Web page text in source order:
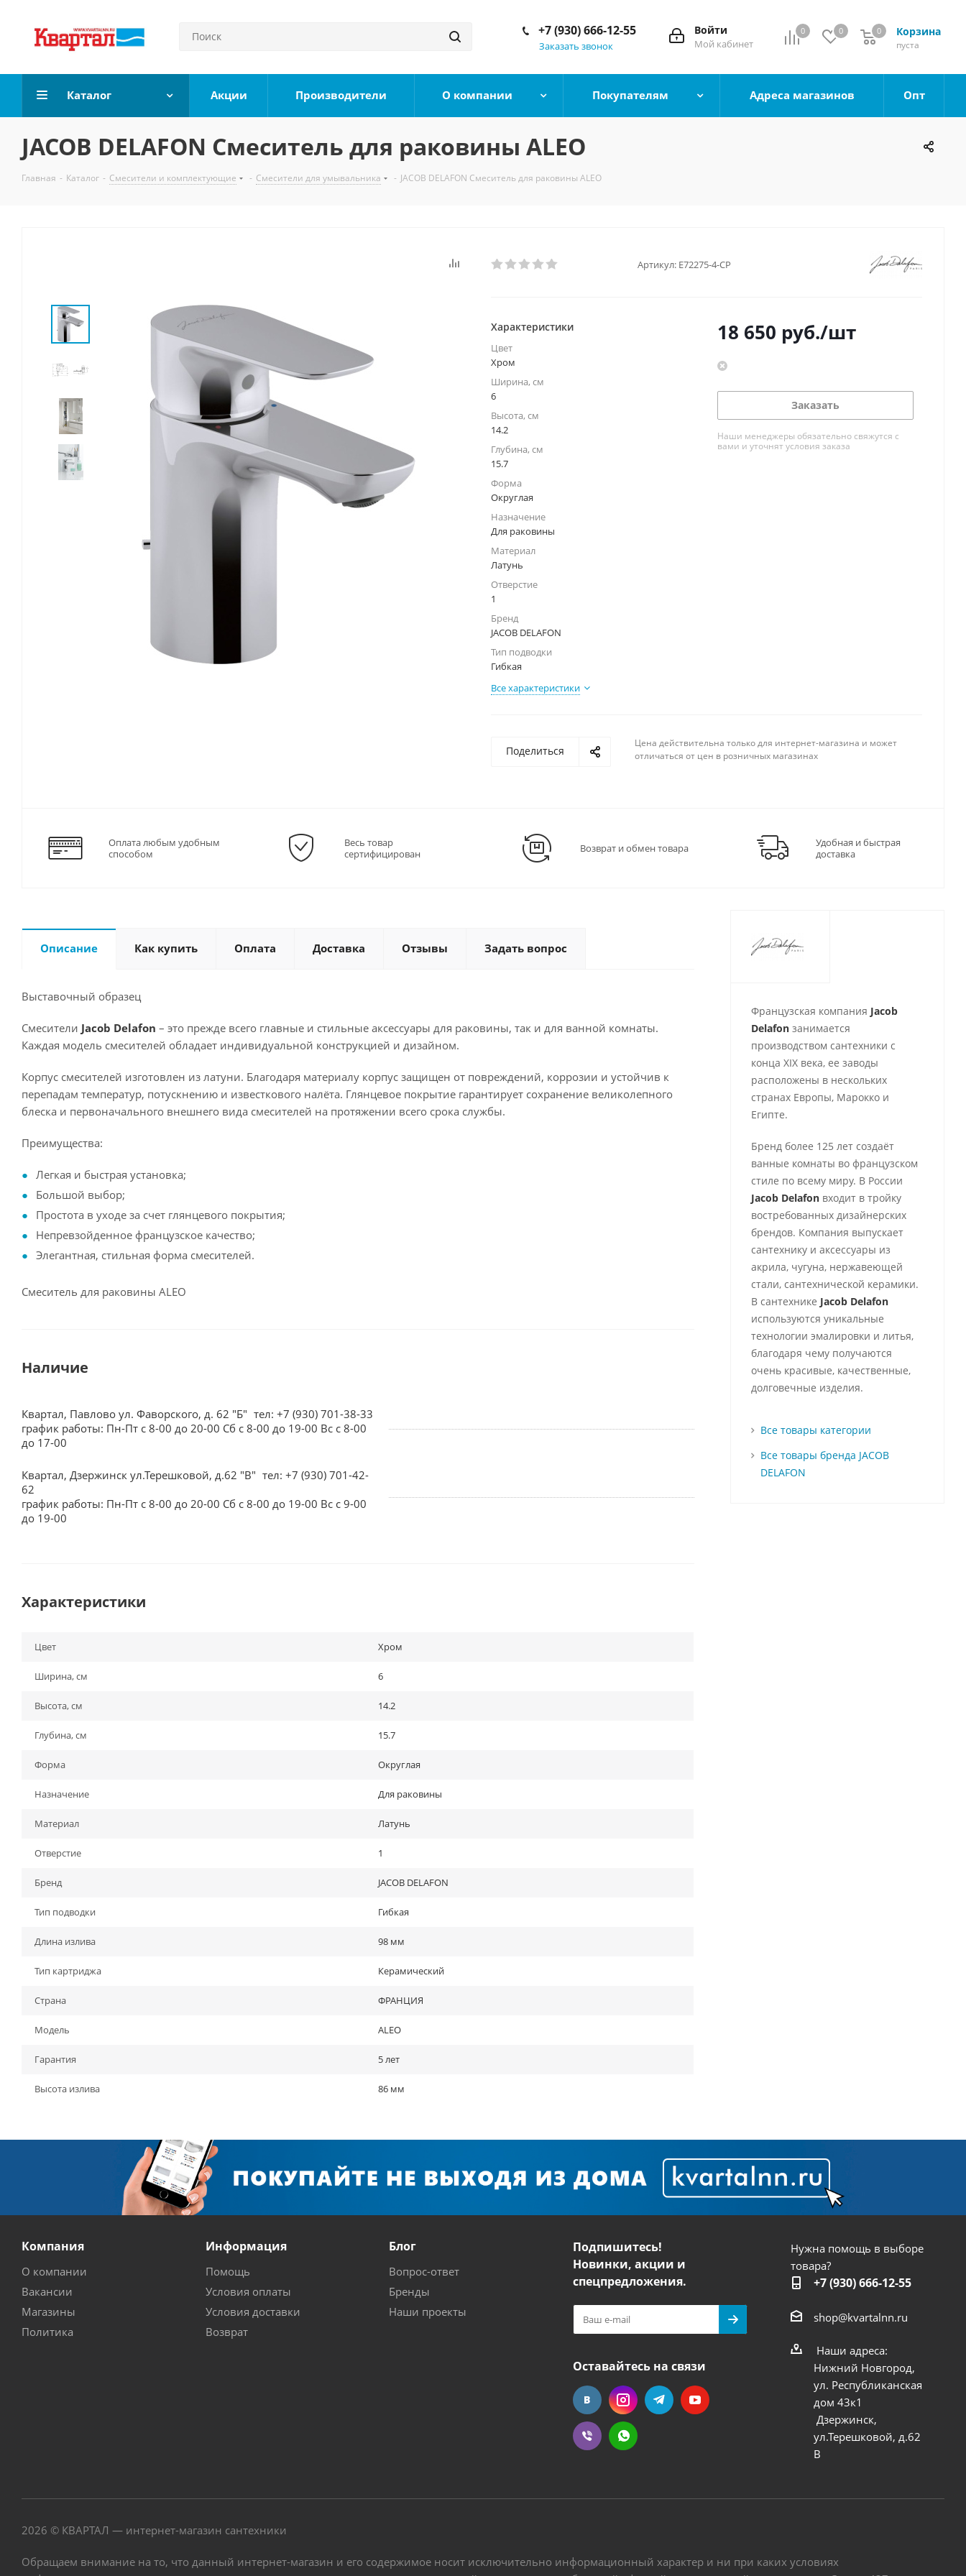
0 0 Корзина
0
пуста
0
Войти
Мой кабинет
+7 (930) 666-12-55
Заказать звонок
Каталог Акции Производители О компании Покупателям Адреса магазинов Опт
JACOB DELAFON Смеситель для раковины ALEO
Главная - Каталог - Смесители и комплектующие - Смесители для умывальника - JACOB DELAFON Смеситель для раковины ALEO
Артикул: E72275-4-CP
Характеристики
Цвет
Хром
Ширина, см
6
Высота, см
14.2
Глубина, см
15.7
Форма
Округлая
Назначение
Для раковины
Материал
Латунь
Отверстие
1
Бренд
JACOB DELAFON
Тип подводки
Гибкая
Все характеристики
18 650 руб./шт
Заказать
Наши менеджеры обязательно свяжутся с
вами и уточнят условия заказа
Поделиться
Цена действительна только для интернет-магазина и может
отличаться от цен в розничных магазинах
Оплата любым удобным
способом
Весь товар
сертифицирован
Возврат и обмен товара
Удобная и быстрая
доставка
Описание Как купить Оплата Доставка Отзывы Задать вопрос
Выставочный образец
Смесители Jacob Delafon – это прежде всего главные и стильные аксессуары для раковины, так и для ванной комнаты.
Каждая модель смесителей обладает индивидуальной конструкцией и дизайном.
Корпус смесителей изготовлен из латуни. Благодаря материалу корпус защищен от повреждений, коррозии и устойчив к
перепадам температур, потускнению и известкового налёта. Глянцевое покрытие гарантирует сохранение великолепного
блеска и первоначального внешнего вида смесителей на протяжении всего срока службы.
Преимущества:
Легкая и быстрая установка;
Большой выбор;
Простота в уходе за счет глянцевого покрытия;
Непревзойденное французское качество;
Элегантная, стильная форма смесителей.
Смеситель для раковины ALEO
Наличие
Квартал, Павлово ул. Фаворского, д. 62 "Б" тел: +7 (930) 701-38-33
график работы: Пн-Пт с 8-00 до 20-00 Сб с 8-00 до 19-00 Вс с 8-00
до 17-00
Квартал, Дзержинск ул.Терешковой, д.62 "В" тел: +7 (930) 701-42-
62
график работы: Пн-Пт с 8-00 до 20-00 Сб с 8-00 до 19-00 Вс с 9-00
до 19-00
Характеристики
Цвет Хром
Ширина, см 6
Высота, см 14.2
Глубина, см 15.7
Форма Округлая
Назначение Для раковины
Материал Латунь
Отверстие 1
Бренд JACOB DELAFON
Тип подводки Гибкая
Длина излива 98 мм
Тип картриджа Керамический
Страна ФРАНЦИЯ
Модель ALEO
Гарантия 5 лет
Высота излива 86 мм
Французская компания Jacob
Delafonзанимается
производством сантехники с
конца ХІХ века, ее заводы
расположены в нескольких
странах Европы, Марокко и
Египте.
Бренд более 125 лет создаёт
ванные комнаты во французском
стиле по всему миру. В России
Jacob Delafonвходит в тройку
востребованных дизайнерских
брендов. Компания выпускает
сантехнику и аксессуары из
акрила, чугуна, нержавеющей
стали, сантехнической керамики.
В сантехнике Jacob Delafon
используются уникальные
технологии эмалировки и литья,
благодаря чему получаются
очень красивые, качественные,
долговечные изделия.
Все товары категории
Все товары бренда JACOB
DELAFON
Компания
О компании
Вакансии
Магазины
Политика
Информация
Помощь
Условия оплаты
Условия доставки
Возврат
Блог
Вопрос-ответ
Бренды
Наши проекты
Подпишитесь!
Новинки, акции и
спецпредложения.
Оставайтесь на связи
Нужна помощь в выборе
товара?
+7 (930) 666-12-55
shop@kvartalnn.ru
Наши адреса:
Нижний Новгород,
ул. Республиканская
дом 43к1
Дзержинск,
ул.Терешковой, д.62
В
2026 © КВАРТАЛ — интернет-магазин сантехники
Обращаем внимание на то, что данный интернет-магазин и его содержимое носит исключительно информационный характер и ни при каких условиях